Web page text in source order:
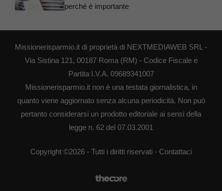
perché è importante
Missionerisparmio.it di proprietà di NEXTMEDIAWEB SRL -
Via Sistina 121, 00187 Roma (RM) - Codice Fiscale e
Partita I.V.A. 09689341007
Missionerisparmio.it non è una testata giornalistica, in
quanto viene aggiornato senza alcuna periodicità. Non può
pertanto considerarsi un prodotto editoriale ai sensi della
legge n. 62 del 07.03.2001
Copyright ©2026 - Tutti i diritti riservati - Contattaci